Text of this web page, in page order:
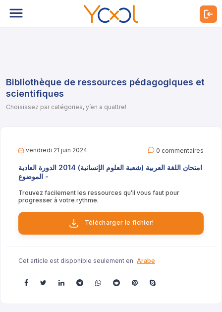
Bibliothèque de ressources pédagogiques et
scientifiques
Choisissez par catégories, y’en a quattre!
vendredi 21 juin 2024 0 commentaires
امتحان اللغة العربية (شعبة العلوم الإنسانية) 2014 الدورة العادية
- الموضوع
Trouvez facilement les ressources qu’il vous faut pour
progresser à votre rythme.
Télécharger le fichier!
Cet article est disponible seulement en Arabe